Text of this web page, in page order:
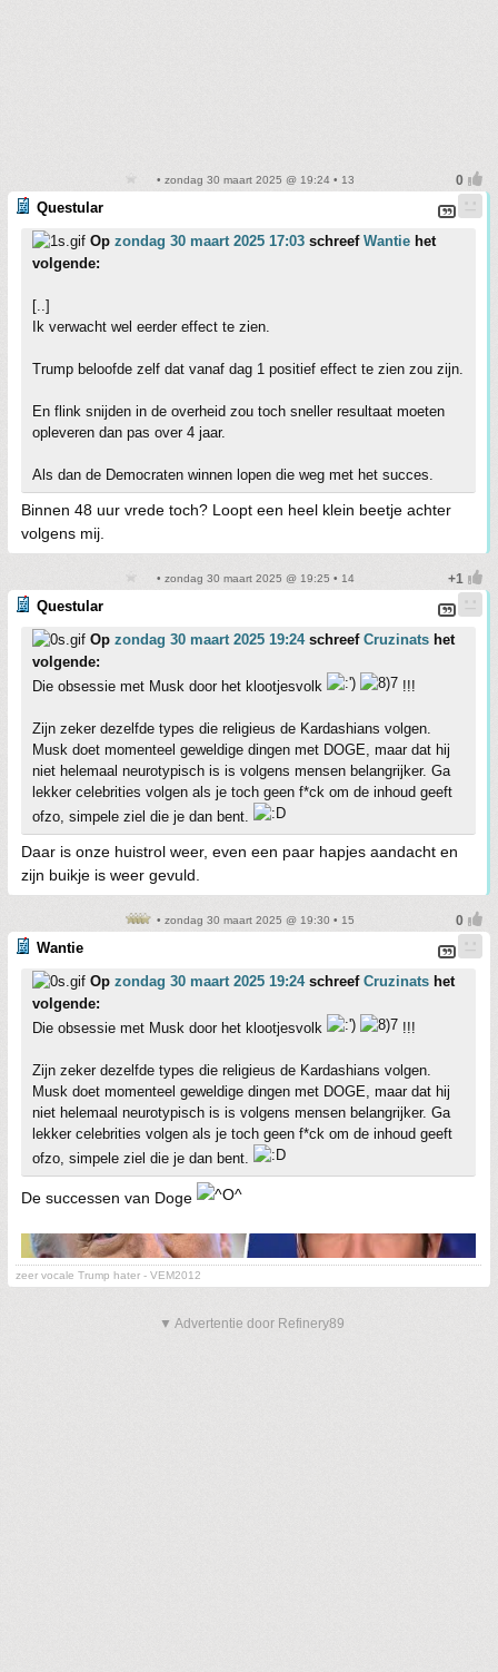
• zondag 30 maart 2025 @ 19:24 • 13
Questular
Op zondag 30 maart 2025 17:03 schreef Wantie het
volgende:
[..]
Ik verwacht wel eerder effect te zien.
Trump beloofde zelf dat vanaf dag 1 positief effect te zien zou zijn.
En flink snijden in de overheid zou toch sneller resultaat moeten
opleveren dan pas over 4 jaar.
Als dan de Democraten winnen lopen die weg met het succes.
Binnen 48 uur vrede toch? Loopt een heel klein beetje achter
volgens mij.
• zondag 30 maart 2025 @ 19:25 • 14
Questular
Op zondag 30 maart 2025 19:24schreef Cruzinats het
volgende:
Die obsessie met Musk door het klootjesvolk
!!!
Zijn zeker dezelfde types die religieus de Kardashians volgen.
Musk doet momenteel geweldige dingen met DOGE, maar dat hij
niet helemaal neurotypisch is is volgens mensen belangrijker. Ga
lekker celebrities volgen als je toch geen f*ck om de inhoud geeft
ofzo, simpele ziel die je dan bent.
Daar is onze huistrol weer, even een paar hapjes aandacht en
zijn buikje is weer gevuld.
• zondag 30 maart 2025 @ 19:30 • 15
Wantie
Op zondag 30 maart 2025 19:24schreef Cruzinats het
volgende:
Die obsessie met Musk door het klootjesvolk
!!!
Zijn zeker dezelfde types die religieus de Kardashians volgen.
Musk doet momenteel geweldige dingen met DOGE, maar dat hij
niet helemaal neurotypisch is is volgens mensen belangrijker. Ga
lekker celebrities volgen als je toch geen f*ck om de inhoud geeft
ofzo, simpele ziel die je dan bent.
De successen van Doge
zeer vocale Trump hater - VEM2012
▼ Advertentie door Refinery89